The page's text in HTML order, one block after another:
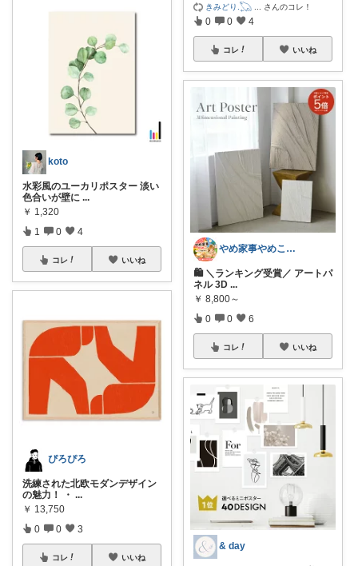
koto
水彩風のユーカリポスター 淡い
色合いが壁に ...
￥ 1,320
1 0 4
コレ いいね
ぴろぴろ
洗練された北欧モダンデザイン
の魅力！ ・ ...
￥ 13,750
0 0 3
コレ いいね
きみどり.𓆏 さんのコレ！
0 0 4
コレ いいね
やめ家事やめこ♡一軍インテリア
🛍 ＼ランキング受賞／ アートパ
ネル 3D ...
￥ 8,800～
0 0 6
コレ いいね
& day